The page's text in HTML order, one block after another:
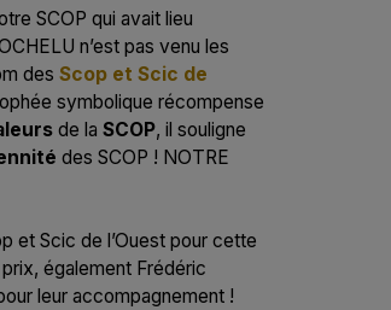
SCOP qui avait lieu
n’est pas venu les
des Scop et Scic de
symbolique récompense
de la SCOP, il souligne
des SCOP ! NOTRE
et Scic de l’Ouest pour cette
également Frédéric
leur accompagnement !